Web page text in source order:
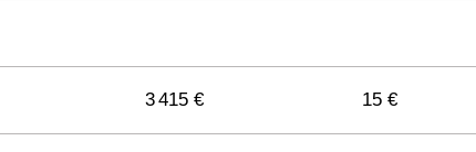
3 415 € 15 €